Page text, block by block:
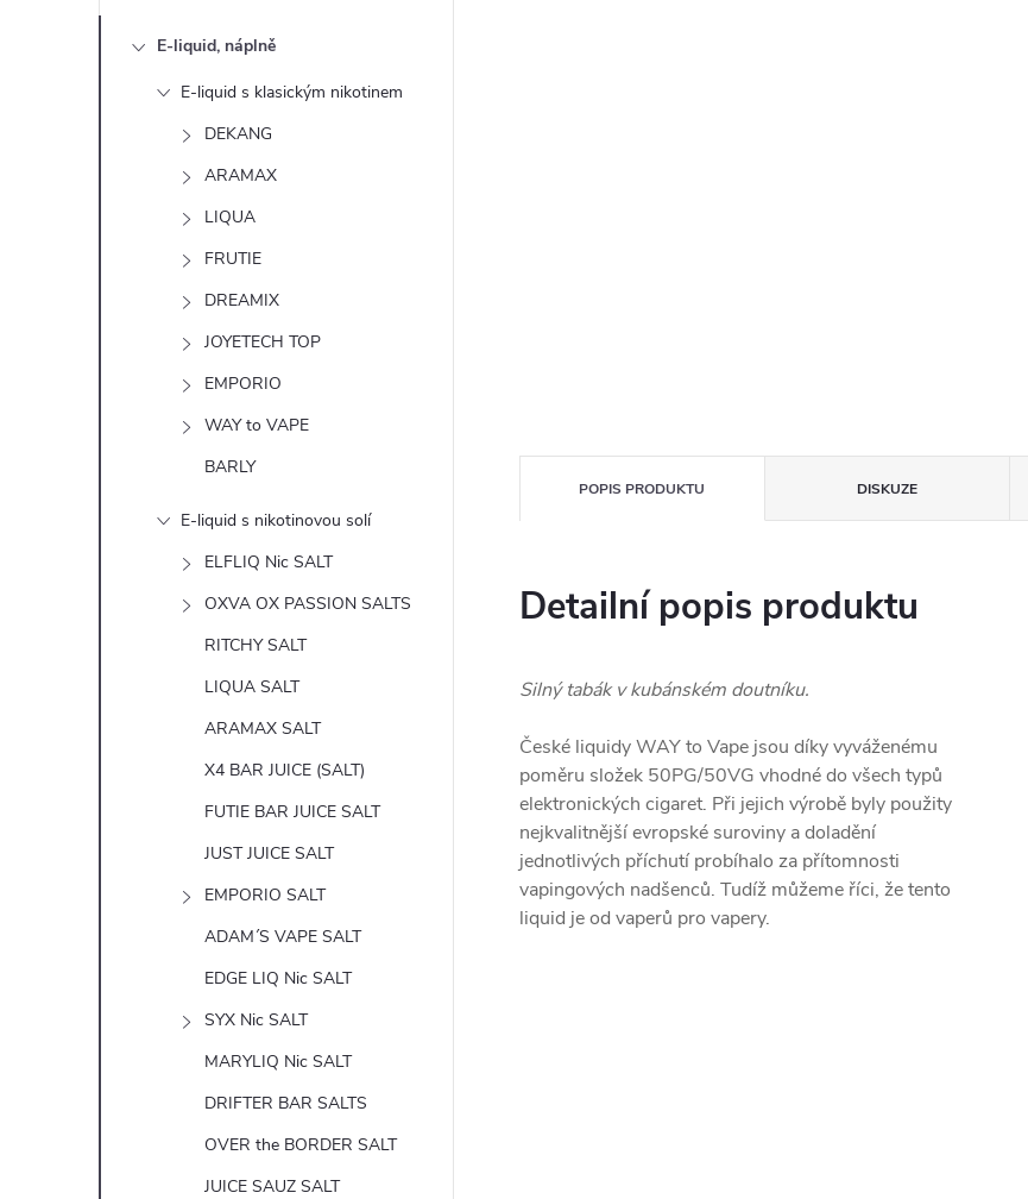
í
E-liquid, náplně
E-liquid s klasickým nikotinem
DEKANG
ARAMAX
LIQUA
FRUTIE
DREAMIX
JOYETECH TOP
EMPORIO
WAY to VAPE
BARLY
E-liquid s nikotinovou solí
ELFLIQ Nic SALT
OXVA OX PASSION SALTS
RITCHY SALT
LIQUA SALT
ARAMAX SALT
X4 BAR JUICE (SALT)
FUTIE BAR JUICE SALT
JUST JUICE SALT
EMPORIO SALT
ADAM´S VAPE SALT
EDGE LIQ Nic SALT
SYX Nic SALT
MARYLIQ Nic SALT
DRIFTER BAR SALTS
OVER the BORDER SALT
JUICE SAUZ SALT
POPIS PRODUKTU DISKUZE
Detailní popis produktu
Silný tabák v kubánském doutníku.
České liquidy WAY to Vape jsou díky vyváženému
poměru složek 50PG/50VG vhodné do všech typů
elektronických cigaret. Při jejich výrobě byly použity
nejkvalitnější evropské suroviny a doladění
jednotlivých příchutí probíhalo za přítomnosti
vapingových nadšenců. Tudíž můžeme říci, že tento
liquid je od vaperů pro vapery.